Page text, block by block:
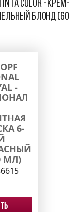
Color - Крем-
блонд (60
-
6-
МЛ)